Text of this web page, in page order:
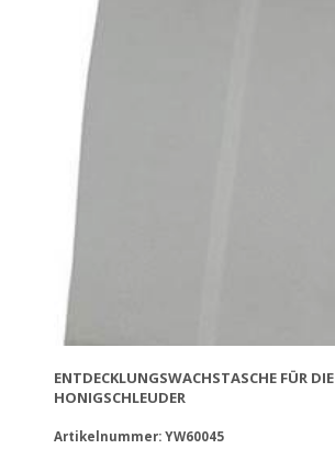
ENTDECKLUNGSWACHSTASCHE FÜR DIE
HONIGSCHLEUDER
Artikelnummer: YW60045